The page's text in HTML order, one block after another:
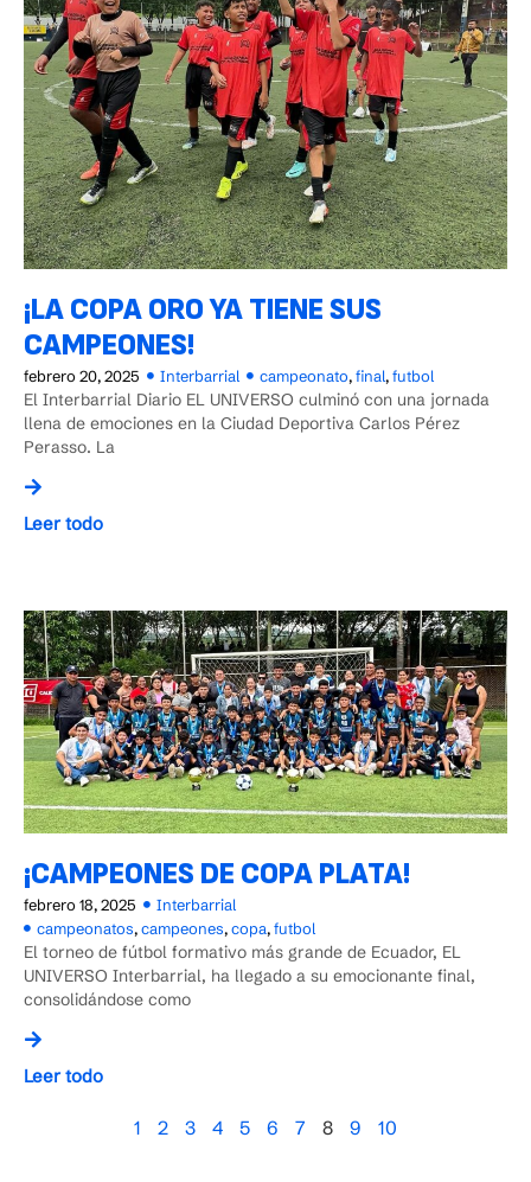
¡LA COPA ORO YA TIENE SUS
CAMPEONES!
febrero 20, 2025 Interbarrial campeonato,final,futbol
El Interbarrial Diario EL UNIVERSO culminó con una jornada
llena de emociones en la Ciudad Deportiva Carlos Pérez
Perasso. La
Leer todo
¡CAMPEONES DE COPA PLATA!
febrero 18, 2025
Interbarrial
campeonatos,campeones,copa,futbol
El torneo de fútbol formativo más grande de Ecuador, EL
UNIVERSO Interbarrial, ha llegado a su emocionante final,
consolidándose como
Leer todo
1 2 3 4 5 6 7 8 9 10